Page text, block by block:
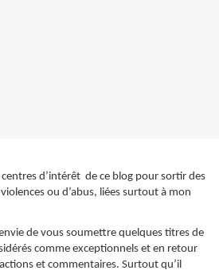
centres d’intérêt de ce blog pour sortir des
ou d’abus, liées surtout à mon
de vous soumettre quelques titres de
comme exceptionnels et en retour
et commentaires. Surtout qu’il